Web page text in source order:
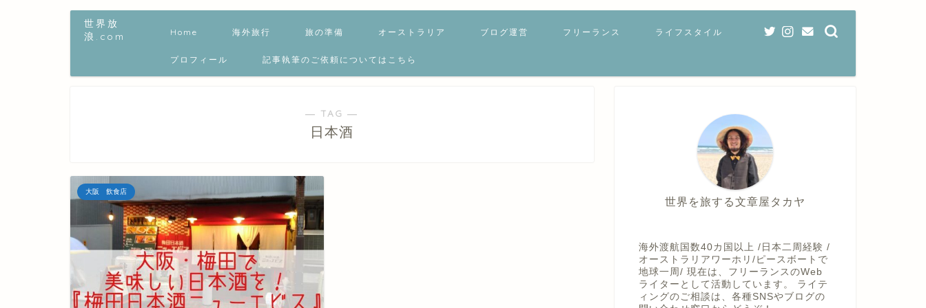
世界放
浪.com
Home 海外旅行 旅の準備 オーストラリア ブログ運営 フリーランス ライフスタイル
プロフィール 記事執筆のご依頼についてはこちら
― TAG ―
日本酒
大阪 飲食店
世界を旅する文章屋タカヤ
海外渡航国数40カ国以上 /日本二周経験 /
オーストラリアワーホリ/ピースボートで
地球一周/ 現在は、フリーランスのWeb
ライターとして活動しています。 ライテ
ィングのご相談は、各種SNSやブログの